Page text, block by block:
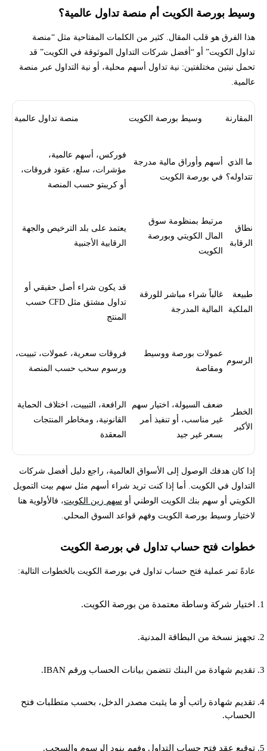
وسيط بورصة الكويت أم منصة تداول عالمية؟
هذا الفرق هو قلب المقال. كثير من الكلمات المفتاحية مثل “منصة
تداول الكويت” أو “أفضل شركات التداول الموثوقة في الكويت” قد
تحمل نيتين مختلفتين: نية تداول أسهم محلية، أو نية التداول عبر منصة
عالمية.
المقارنة وسيط بورصة الكويت منصة تداول عالمية
ما الذي
تتداوله؟
أسهم وأوراق مالية مدرجة
في بورصة الكويت
فوركس، أسهم عالمية،
مؤشرات، سلع، عقود فروقات،
أو كريبتو حسب المنصة
نطاق
الرقابة
مرتبط بمنظومة سوق
المال الكويتي وبورصة
الكويت
يعتمد على بلد الترخيص والجهة
الرقابية الأجنبية
طبيعة
الملكية
غالباً شراء مباشر للورقة
المالية المدرجة
قد يكون شراء أصل حقيقي أو
تداول مشتق مثل CFD حسب
المنتج
الرسوم
عمولات بورصة ووسيط
ومقاصة
فروقات سعرية، عمولات، تبييت،
ورسوم سحب حسب المنصة
الخطر
الأكبر
ضعف السيولة، اختيار سهم
غير مناسب، أو تنفيذ أمر
بسعر غير جيد
الرافعة، التبييت، اختلاف الحماية
القانونية، ومخاطر المنتجات
المعقدة
إذا كان هدفك الوصول إلى الأسواق العالمية، راجع دليل أفضل شركات
التداول في الكويت. أما إذا كنت تريد شراء أسهم مثل سهم بيت التمويل
الكويتي أو سهم بنك الكويت الوطني أو سهم زين الكويت، فالأولوية هنا
لاختيار وسيط بورصة الكويت وفهم قواعد السوق المحلي.
خطوات فتح حساب تداول في بورصة الكويت
عادةً تمر عملية فتح حساب تداول في بورصة الكويت بالخطوات التالية:
اختيار شركة وساطة معتمدة من بورصة الكويت.
تجهيز نسخة من البطاقة المدنية.
تقديم شهادة من البنك تتضمن بيانات الحساب ورقم IBAN.
تقديم شهادة راتب أو ما يثبت مصدر الدخل، بحسب متطلبات فتح
الحساب.
توقيع عقد فتح حساب التداول وفهم بنود الرسوم والسحب.